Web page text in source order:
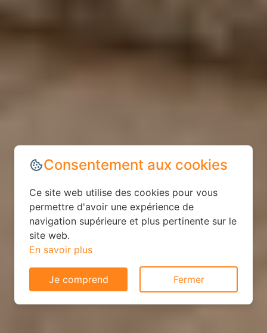
Consentement aux cookies
Ce site web utilise des cookies pour vous
permettre d'avoir une expérience de
navigation supérieure et plus pertinente sur le
site web.
En savoir plus
Je comprend Fermer